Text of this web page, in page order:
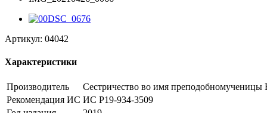
Артикул: 04042
Характеристики
Производитель
Сестричество во имя преподобномученицы
Рекомендация ИС ИС Р19-934-3509